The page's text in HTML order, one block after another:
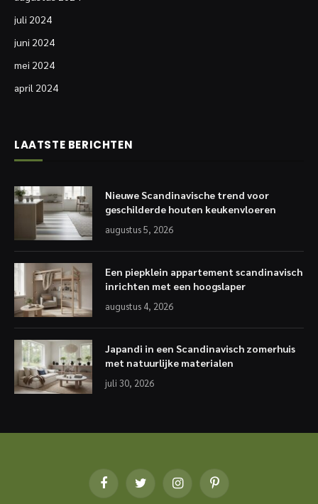
juli 2024
juni 2024
mei 2024
april 2024
LAATSTE BERICHTEN
Nieuwe Scandinavische trend voor
geschilderde houten keukenvloeren
augustus 5, 2026
Een piepklein appartement scandinavisch
inrichten met een hoogslaper
augustus 4, 2026
Japandi in een Scandinavisch zomerhuis
met natuurlijke materialen
juli 30, 2026
FacebookTwitter InstagramPinterest